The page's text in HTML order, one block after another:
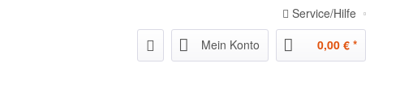
Service/Hilfe
Mein Konto
0,00 € *